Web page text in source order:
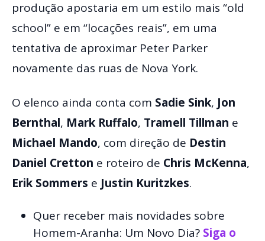
produção apostaria em um estilo mais “old
school” e em “locações reais”, em uma
tentativa de aproximar Peter Parker
novamente das ruas de Nova York.
O elenco ainda conta com Sadie Sink, Jon
Bernthal, Mark Ruffalo, Tramell Tillman e
Michael Mando, com direção de Destin
Daniel Cretton e roteiro de Chris McKenna,
Erik Sommers e Justin Kuritzkes.
Quer receber mais novidades sobre
Homem-Aranha: Um Novo Dia? Siga o